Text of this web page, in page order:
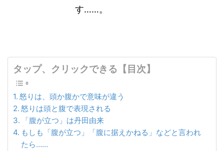
す……。
タップ、クリックできる【目次】
怒りは、頭か腹かで意味が違う
怒りは頭と腹で表現される
「腹が立つ」は丹田由来
もしも「腹が立つ」「腹に据えかねる」などと言われ
たら……